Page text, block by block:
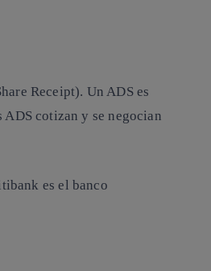
Receipt). Un ADS es
cotizan y se negocian
es el banco